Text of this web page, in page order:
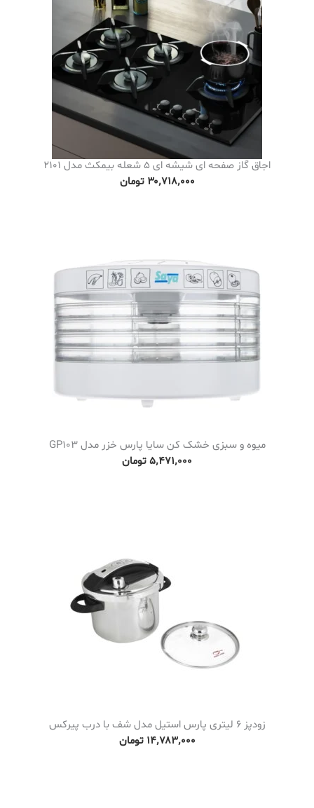
اجاق گاز صفحه ای شیشه ای 5 شعله بیمکث مدل 2101
۳۰٬۷۱۸٬۰۰۰ تومان
میوه و سبزی خشک کن سایا پارس خزر مدل GP103
۵٬۴۷۱٬۰۰۰تومان
زودپز 6 لیتری پارس استیل مدل شف با درب پیرکس
۱۴٬۷۸۳٬۰۰۰ تومان